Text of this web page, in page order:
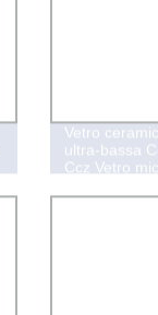
Vetro
ultra-bassa
Ccz Vetro